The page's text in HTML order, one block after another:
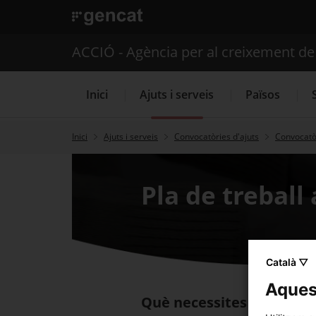
. Obre en una nova finestra.
ACCIÓ - Agència per al creixement
Inici Ajuts i serveis Països
Inici Ajuts i serveis Convocatòries d'ajuts
Pla de treball
Què necessites fer?
Català ▽